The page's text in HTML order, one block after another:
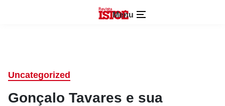
Menu
Uncategorized
Gonçalo Tavares e sua